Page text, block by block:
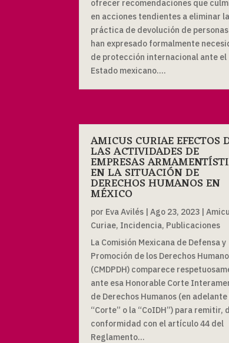
ofrecer recomendaciones que
en acciones tendientes a eliminar la
práctica de devolución de
han expresado formalmente
de protección internacional ante el
Estado mexicano....
AMICUS CURIAE EFECTOS
LAS ACTIVIDADES DE
EMPRESAS
EN LA SITUACIÓN DE
DERECHOS HUMANOS EN
MÉXICO
por Eva Avilés |Ago 23, 2023 |
Curiae, Incidencia, Publicaciones
La Comisión Mexicana de Defensa y
Promoción de los Derechos
(CMDPDH) comparece
ante esa Honorable Corte
de Derechos Humanos (en adelante
“Corte” o la “CoIDH”) para remitir,
conformidad con el artículo 44 del
Reglamento...